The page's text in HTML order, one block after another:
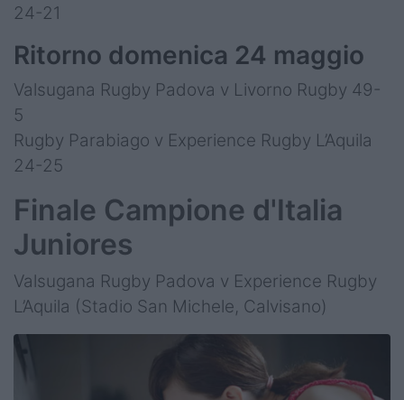
24-21
Ritorno domenica 24 maggio
Valsugana Rugby Padova v Livorno Rugby 49-
5
Rugby Parabiago v Experience Rugby L’Aquila
24-25
Finale Campione d'Italia
Juniores
Valsugana Rugby Padova v Experience Rugby
L’Aquila (Stadio San Michele, Calvisano)